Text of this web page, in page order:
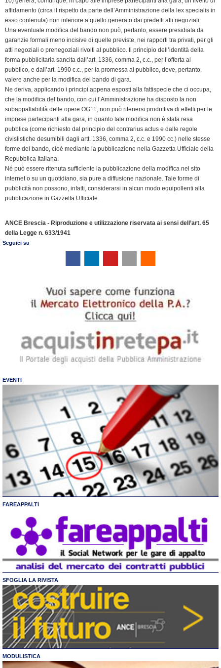
affidamento (circa il rispetto da parte dell’Amministrazione della lex specialis in
esso contenuta) non inferiore a quello generato dai predetti atti negoziali.
Una eventuale modifica del bando non può, pertanto, essere presidiata da
garanzie formali meno incisive di quelle previste, nei rapporti tra privati, per gli
atti negoziali o prenegoziali rivolti al pubblico. Il principio dell’identità della
forma pubblicitaria sancita dall’art. 1336, comma 2, c.c., per l’offerta al
pubblico, e dall’art. 1990 c.c., per la promessa al pubblico, deve, pertanto,
valere anche per la modifica del bando di gara.
Ne deriva, applicando i principi appena esposti alla fattispecie che ci occupa,
che la modifica del bando, con cui l’Amministrazione ha disposto la non
subappaltabilità delle opere OG11, non può ritenersi produttiva di effetti per le
imprese partecipanti alla gara, in quanto tale modifica non è stata resa
pubblica (come richiesto dal principio del contrarius actus e dalle regole
civislistiche desumibili dagli artt. 1336, comma 2, c.c. e 1990 cc.) nelle stesse
forme del bando, cioè mediante la pubblicazione nella Gazzetta Ufficiale della
Repubblica Italiana.
Né può essere ritenuta sufficiente la pubblicazione della modifica nel sito
internet o su un quotidiano, sia pure a diffusione nazionale. Tale forme di
pubblicità non possono, infatti, considerarsi in alcun modo equipollenti alla
pubblicazione in Gazzetta Ufficiale.
ANCE Brescia - Riproduzione e utilizzazione riservata ai sensi dell’art. 65
della Legge n. 633/1941
Seguici su
EVENTI
FAREAPPALTI
SFOGLIA LA RIVISTA
MODULISTICA